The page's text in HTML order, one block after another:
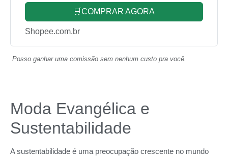
🛒COMPRAR AGORA
Shopee.com.br
Posso ganhar uma comissão sem nenhum custo pra você.
Moda Evangélica e
Sustentabilidade
A sustentabilidade é uma preocupação crescente no mundo